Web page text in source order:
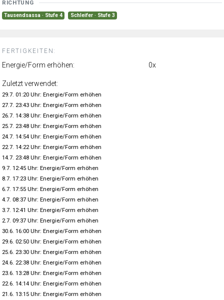
RICHTUNG
Tausendsassa · Stufe 4 Schleifer · Stufe 3
FERTIGKEITEN:
Energie/Form erhöhen: 0x
Zuletzt verwendet:
29.7. 01:20 Uhr: Energie/Form erhöhen
27.7. 23:43 Uhr: Energie/Form erhöhen
26.7. 14:38 Uhr: Energie/Form erhöhen
25.7. 23:48 Uhr: Energie/Form erhöhen
24.7. 14:54 Uhr: Energie/Form erhöhen
22.7. 14:22 Uhr: Energie/Form erhöhen
14.7. 23:48 Uhr: Energie/Form erhöhen
9.7. 12:45 Uhr: Energie/Form erhöhen
8.7. 17:23 Uhr: Energie/Form erhöhen
6.7. 17:55 Uhr: Energie/Form erhöhen
4.7. 08:37 Uhr: Energie/Form erhöhen
3.7. 12:41 Uhr: Energie/Form erhöhen
2.7. 09:37 Uhr: Energie/Form erhöhen
30.6. 16:00 Uhr: Energie/Form erhöhen
29.6. 02:50 Uhr: Energie/Form erhöhen
25.6. 23:30 Uhr: Energie/Form erhöhen
24.6. 22:38 Uhr: Energie/Form erhöhen
23.6. 13:28 Uhr: Energie/Form erhöhen
22.6. 14:14 Uhr: Energie/Form erhöhen
21.6. 13:15 Uhr: Energie/Form erhöhen